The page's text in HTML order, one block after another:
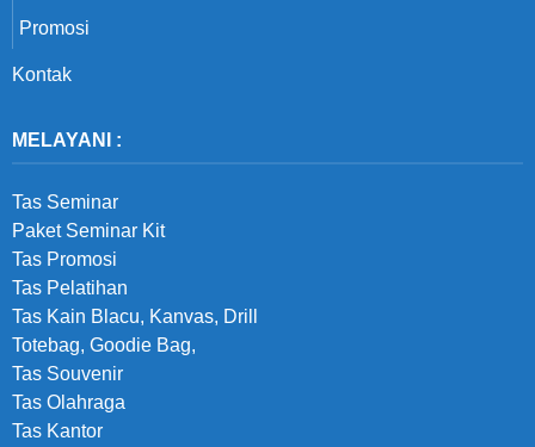
Promosi
Kontak
MELAYANI :
Tas Seminar
Paket Seminar Kit
Tas Promosi
Tas Pelatihan
Tas Kain Blacu, Kanvas, Drill
Totebag, Goodie Bag,
Tas Souvenir
Tas Olahraga
Tas Kantor